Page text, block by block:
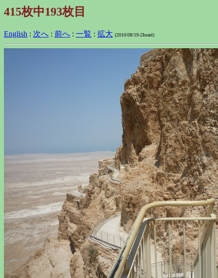
415枚中193枚目
English : 次へ : 前へ : 一覧 : 拡大 (2010/08/19-2Israel)